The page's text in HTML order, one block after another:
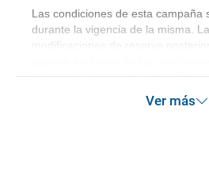
Las condiciones de esta campaña
durante la vigencia de la misma.
modificaciones de reserva
Ver más